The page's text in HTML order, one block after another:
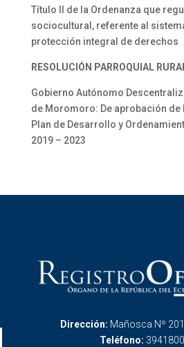
Título II de la Ordenanza que
sociocultural, referente al
protección integral de derechos
RESOLUCIÓN PARROQUIAL
Gobierno Autónomo
de Moromoro: De aprobación de
Plan de Desarrollo y
2019 – 2023
Dirección: Mañosca Nº
Teléfono: